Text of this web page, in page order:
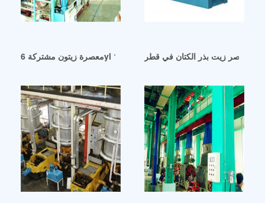
معصرة زيتون مشتركة 6yl 100 a في مصر
آلة عصر زيت بذر الكتان في قطر